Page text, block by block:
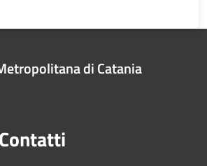
di Catania